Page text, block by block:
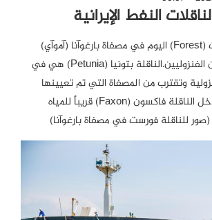
النفط الإيرانية
رست الناقلة فورست (Forest) اليوم في مصفاة بارغوآنا (آموآي)
وسط ترحيب حار من الفنزوليين.الناقلة بتونيا (Petunia) هي في
وتقترب من المصفاة التي تم تعيينها
لإفراغ حمولتها.ستدخل الناقلة فاكسون (Faxon) قريباً للمياه
(صور للناقلة فورست في مصفاة بارغوآنا)